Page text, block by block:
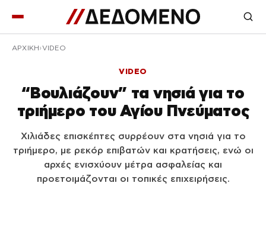
ΑΡΧΙΚΉ VIDEO
VIDEO
“Βουλιάζουν” τα νησιά για το
τριήμερο του Αγίου Πνεύματος
Χιλιάδες επισκέπτες συρρέουν στα νησιά για το
τριήμερο, με ρεκόρ επιβατών και κρατήσεις, ενώ οι
αρχές ενισχύουν μέτρα ασφαλείας και
προετοιμάζονται οι τοπικές επιχειρήσεις.